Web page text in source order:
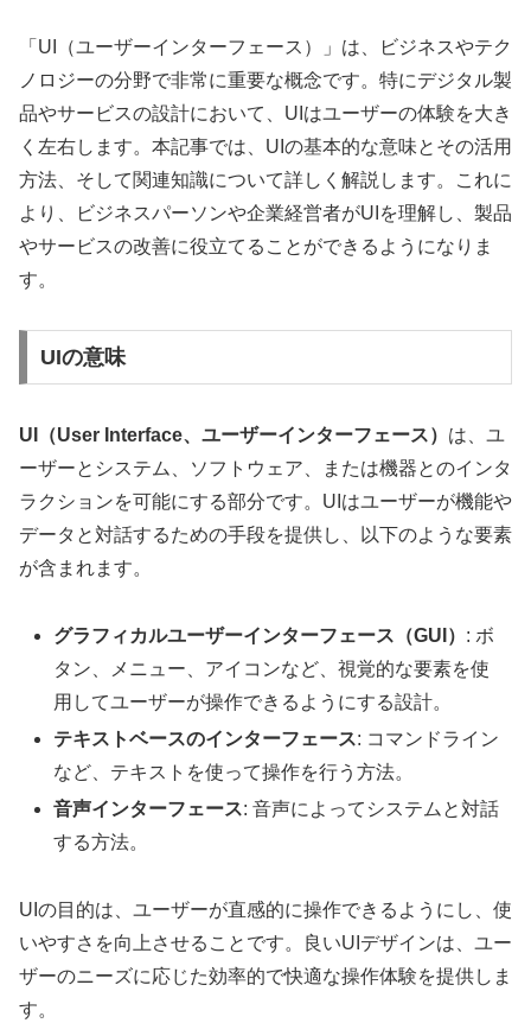
「UI（ユーザーインターフェース）」は、ビジネスやテク
ノロジーの分野で非常に重要な概念です。特にデジタル製
品やサービスの設計において、UIはユーザーの体験を大き
く左右します。本記事では、UIの基本的な意味とその活用
方法、そして関連知識について詳しく解説します。これに
より、ビジネスパーソンや企業経営者がUIを理解し、製品
やサービスの改善に役立てることができるようになりま
す。
UIの意味
UI（User Interface、ユーザーインターフェース） は、ユ
ーザーとシステム、ソフトウェア、または機器とのインタ
ラクションを可能にする部分です。UIはユーザーが機能や
データと対話するための手段を提供し、以下のような要素
が含まれます。
グラフィカルユーザーインターフェース（GUI） : ボ
タン、メニュー、アイコンなど、視覚的な要素を使
用してユーザーが操作できるようにする設計。
テキストベースのインターフェース: コマンドライン
など、テキストを使って操作を行う方法。
音声インターフェース: 音声によってシステムと対話
する方法。
UIの目的は、ユーザーが直感的に操作できるようにし、使
いやすさを向上させることです。良いUIデザインは、ユー
ザーのニーズに応じた効率的で快適な操作体験を提供しま
す。